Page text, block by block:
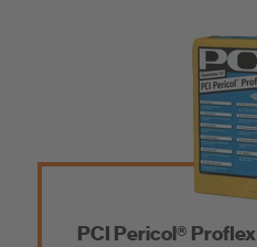
PCI Pericol® Proflex